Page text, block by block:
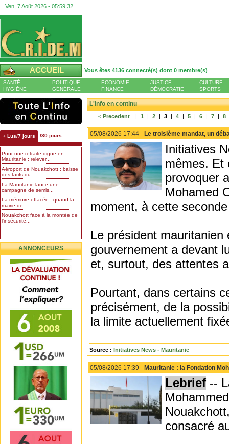
Ven, 7 Août 2026 - 05:59:33
ACCUEIL Vous êtes 4136 connecté(s) dont 0 membre(s)
SANTÉ
HYGIÈNE
POLITIQUE
GÉNÉRALE
ECONOMIE
FINANCE
JUSTICE
DÉMOCRATIE
CULTURE
SPORTS
+ Lus/7 jours /30 jours
Pour une retraite digne en
Mauritanie : relever...
Aéroport de Nouakchott : baisse
des tarifs du...
La Mauritanie lance une
campagne de semis...
La mémoire effacée : quand la
mairie de...
Nouakchott face à la montée de
l’insécurité...
ANNONCEURS
L'info en continu
< Precedent | 1 | 2 | 3 | 4 | 5 | 6 | 7 | 8
05/08/2026 17:44 - Le troisième mandat, un
Initiatives
mêmes. Et
provoquer
Mohamed
moment, à cette
Le président mauritanien
gouvernement a devant
et, surtout, des attentes
Pourtant, dans certains
précisément, de la
la limite actuellement
Source : Initiatives News - Mauritanie
05/08/2026 17:39 - Mauritanie : la Fondation
Lebrief --
consacré